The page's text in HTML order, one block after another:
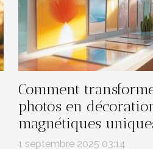
Comment
photos en
magnétiques
1 septembre 2025 03:14